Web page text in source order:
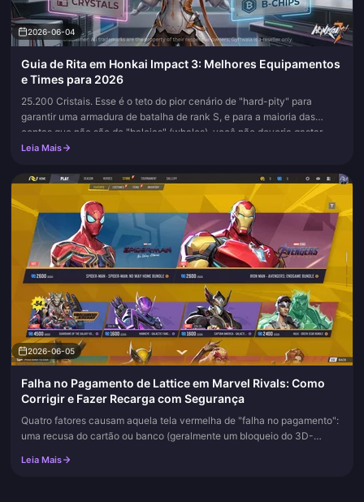
2026-06-04
Guia de Rita em Honkai Impact 3: Melhores Equipamentos
e Times para 2026
25.200 Cristais. Esse é o teto do pior cenário de "hard-pity" para
garantir uma armadura de batalha de rank S, e para a maioria das
contas que não são de "baleias" (whales), você não deveria gastar...
Leia Mais
2026-06-05
Falha no Pagamento de Lattice em Marvel Rivals: Como
Corrigir e Fazer Recarga com Segurança
Quatro fatores causam aquela tela vermelha de "falha no pagamento":
uma recusa do cartão ou banco (geralmente um bloqueio do 3D-
um...
Leia Mais